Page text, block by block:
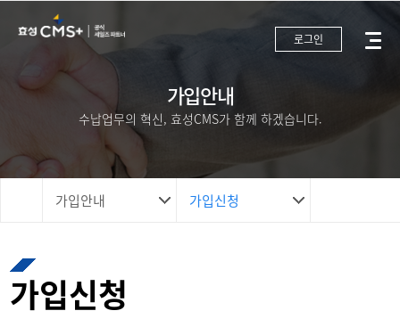
로그인
가입안내
수납업무의 혁신, 효성CMS가 함께 하겠습니다.
가입안내 가입신청
가입신청